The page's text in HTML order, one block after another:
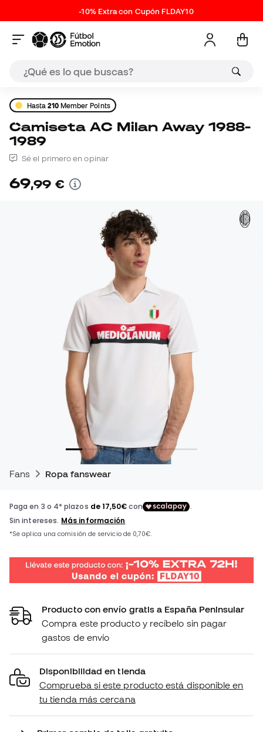
-10% Extra con Cupón FLDAY10
Hasta210Member Points
Camiseta AC Milan Away 1988-
1989
Sé el primero en opinar
69,99 €
Fans Ropa fanswear
Producto con envío gratis a España Peninsular
Compra este producto y recíbelo sin pagar
gastos de envío
Disponibilidad en tienda
Comprueba si este producto está disponible en
tu tienda más cercana